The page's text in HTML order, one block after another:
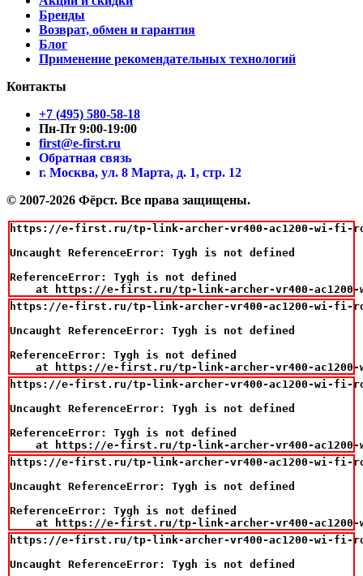
Бренды
Возврат, обмен и гарантия
Блог
Применение рекомендательных технологий
Контакты
+7 (495) 580-58-18
Пн-Пт 9:00-19:00
first@e-first.ru
Обратная связь
г. Москва, ул. 8 Марта, д. 1, стр. 12
© 2007-2026 Фёрст. Все права защищены.
https://e-first.ru/tp-link-archer-vr400-ac1200-wi-fi-
Uncaught ReferenceError: Tygh is not defined
ReferenceError: Tygh is not defined
at https://e-first.ru/tp-link-archer-vr400-
https://e-first.ru/tp-link-archer-vr400-ac1200-wi-fi-
Uncaught ReferenceError: Tygh is not defined
ReferenceError: Tygh is not defined
at https://e-first.ru/tp-link-archer-vr400-
https://e-first.ru/tp-link-archer-vr400-ac1200-wi-fi-
Uncaught ReferenceError: Tygh is not defined
ReferenceError: Tygh is not defined
at https://e-first.ru/tp-link-archer-vr400-
https://e-first.ru/tp-link-archer-vr400-ac1200-wi-fi-
Uncaught ReferenceError: Tygh is not defined
ReferenceError: Tygh is not defined
at https://e-first.ru/tp-link-archer-vr400-
https://e-first.ru/tp-link-archer-vr400-ac1200-wi-fi-
Uncaught ReferenceError: Tygh is not defined